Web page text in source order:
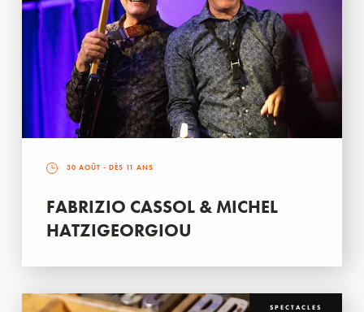
30 AOÛT - DÈS 11 ANS
FABRIZIO CASSOL & MICHEL
HATZIGEORGIOU
SPECTACLES